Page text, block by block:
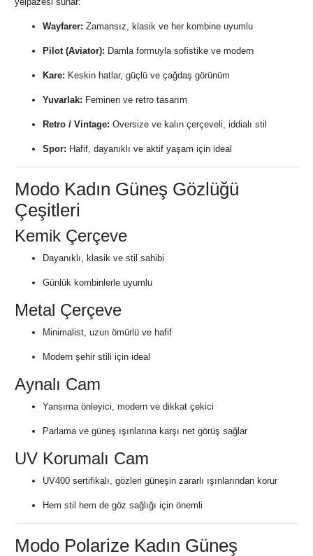
Wayfarer: Zamansız, klasik ve her kombine uyumlu
Pilot (Aviator): Damla formuyla sofistike ve modern
Kare: Keskin hatlar, güçlü ve çağdaş görünüm
Yuvarlak: Feminen ve retro tasarım
Retro / Vintage: Oversize ve kalın çerçeveli, iddialı stil
Spor: Hafif, dayanıklı ve aktif yaşam için ideal
Modo Kadın Güneş Gözlüğü
Çeşitleri
Kemik Çerçeve
Dayanıklı, klasik ve stil sahibi
Günlük kombinlerle uyumlu
Metal Çerçeve
Minimalist, uzun ömürlü ve hafif
Modern şehir stili için ideal
Aynalı Cam
Yansıma önleyici, modern ve dikkat çekici
Parlama ve güneş ışınlarına karşı net görüş sağlar
UV Korumalı Cam
UV400 sertifikalı, gözleri güneşin zararlı ışınlarından korur
Hem stil hem de göz sağlığı için önemli
Modo Polarize Kadın Güneş